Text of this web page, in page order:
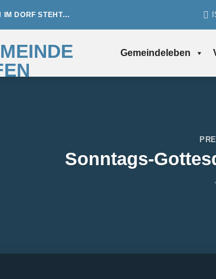
IM DORF STEHT…
Gemeindeleben
Sonntags-